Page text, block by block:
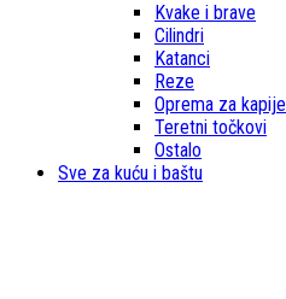
Kvake i brave
Cilindri
Katanci
Reze
Oprema za kapije
Teretni točkovi
Ostalo
Sve za kuću i baštu